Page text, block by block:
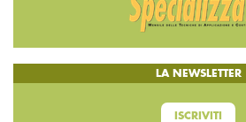
LA NEWSLETTER
ISCRIVITI